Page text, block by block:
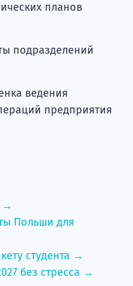
планов
подразделений
ведения
предприятия
→
Польши для
студента →
без стресса →